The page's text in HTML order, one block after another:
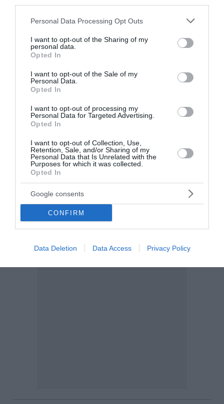
Please note that this website/app uses one or more Google
not limited to your visit or usage behaviour. You may click to
grant or deny consent to Google and its third-party tags to
use your data for below specified purposes in below Google
consent section.
Personal Data Processing Opt Outs
I want to opt-out of the Sharing of my
personal data.
Opted In
I want to opt-out of the Sale of my
Personal Data.
Opted In
I want to opt-out of processing my
Personal Data for Targeted Advertising.
Opted In
I want to opt-out of Collection, Use,
Retention, Sale, and/or Sharing of my
Personal Data that Is Unrelated with the
Purposes for which it was collected.
Opted In
Google consents
CONFIRM
Data Deletion Data Access Privacy Policy
Πρόκριση στους «32»
Σονμέζ στο WTA 1000 του Τορόντο και προκρίθηκε
στους «32», όπου θα αντιμετωπίσει την Κόκο Γκοφ.